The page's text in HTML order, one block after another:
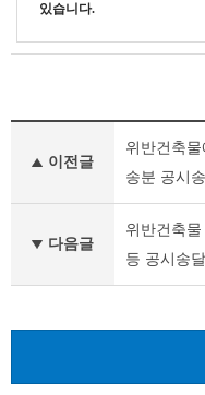
있습니다.
다
글
이전글
위반건축
송분 공시
다음글
위반건축
등 공시송